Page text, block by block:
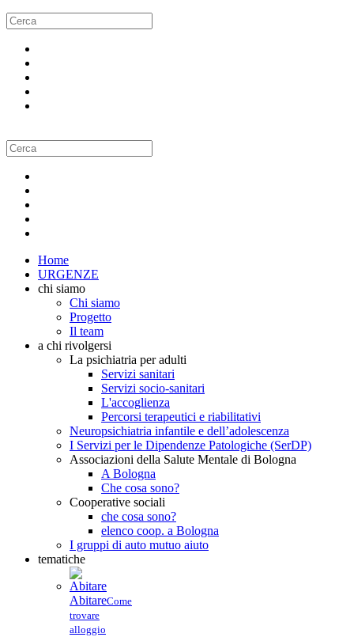
Home
URGENZE
chi siamo
Chi siamo
Progetto
Il team
a chi rivolgersi
La psichiatria per adulti
Servizi sanitari
Servizi socio-sanitari
L'accoglienza
Percorsi terapeutici e riabilitativi
Neuropsichiatria infantile e dell’adolescenza
I Servizi per le Dipendenze Patologiche (SerDP)
Associazioni della Salute Mentale di Bologna
A Bologna
Che cosa sono?
Cooperative sociali
che cosa sono?
elenco coop. a Bologna
I gruppi di auto mutuo aiuto
tematiche
AbitareCome
trovare
alloggio